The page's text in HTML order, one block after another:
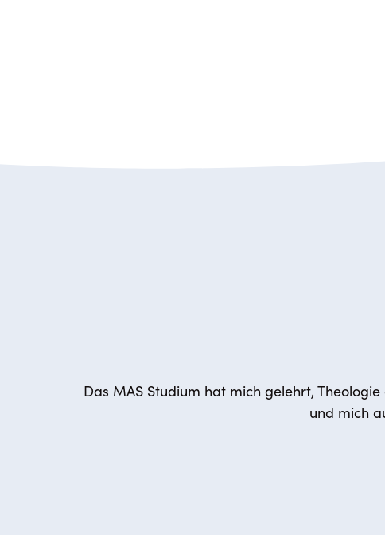
Das MAS Studium hat mich gelehrt,
und mich